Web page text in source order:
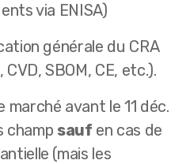
via ENISA)
générale du CRA
SBOM, CE, etc.).
avant le 11 déc.
champ sauf en cas de
(mais les